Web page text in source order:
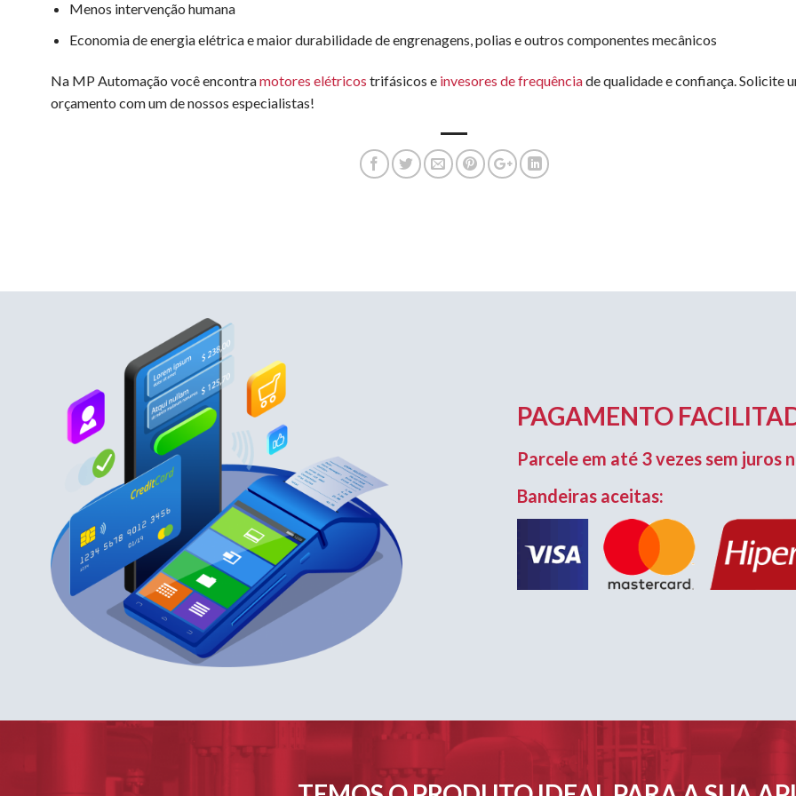
Menos intervenção humana
Economia de energia elétrica e maior durabilidade de engrenagens, polias e outros componentes mecânicos
Na MP Automação você encontramotores elétricos trifásicos e invesores de frequênciade qualidade e confiança. Solicite
orçamento com um de nossos especialistas!
PAGAMENTO
Parcele em até 3 vezes sem juros
Bandeiras aceitas: